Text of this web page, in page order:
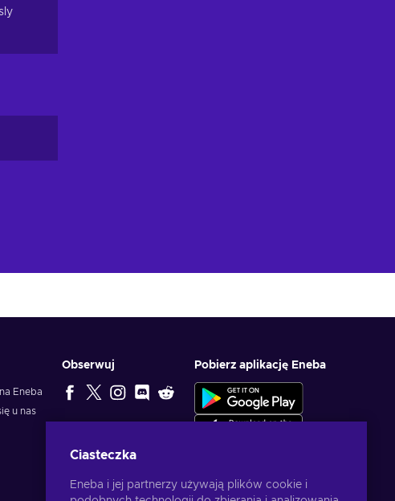
Eneba
u nas
Obserwuj Pobierz aplikację Eneba
Ciasteczka
Eneba i jej partnerzy używają plików cookie i